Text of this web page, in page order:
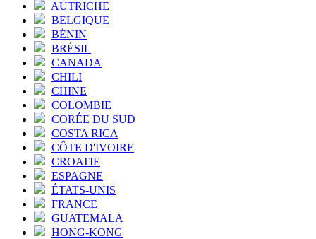
AUTRICHE
BELGIQUE
BÉNIN
BRÉSIL
CANADA
CHILI
CHINE
COLOMBIE
CORÉE DU SUD
COSTA RICA
CÔTE D'IVOIRE
CROATIE
ESPAGNE
ÉTATS-UNIS
FRANCE
GUATEMALA
HONG-KONG